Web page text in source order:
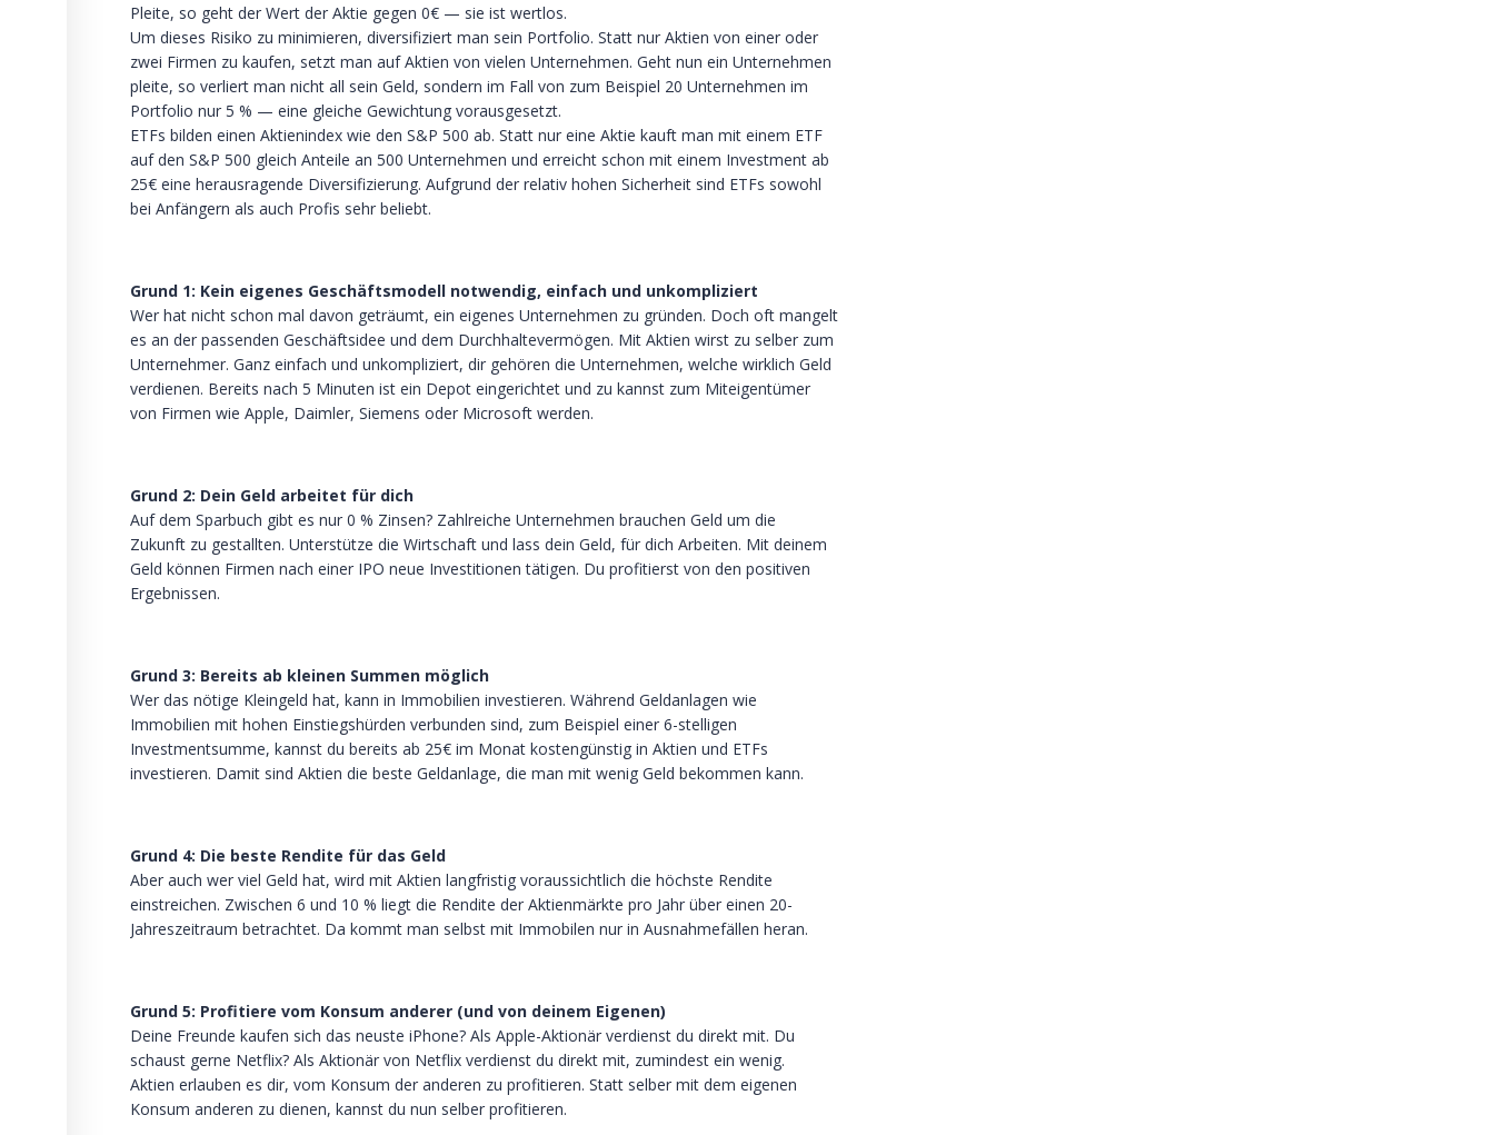
Pleite, so geht der Wert der Aktie gegen 0€ — sie ist wertlos.
Um dieses Risiko zu minimieren, diversifiziert man sein Portfolio. Statt nur Aktien von einer oder
zwei Firmen zu kaufen, setzt man auf Aktien von vielen Unternehmen. Geht nun ein Unternehmen
pleite, so verliert man nicht all sein Geld, sondern im Fall von zum Beispiel 20 Unternehmen im
Portfolio nur 5 % — eine gleiche Gewichtung vorausgesetzt.
ETFs bilden einen Aktienindex wie den S&P 500 ab. Statt nur eine Aktie kauft man mit einem ETF
auf den S&P 500 gleich Anteile an 500 Unternehmen und erreicht schon mit einem Investment ab
25€ eine herausragende Diversifizierung. Aufgrund der relativ hohen Sicherheit sind ETFs sowohl
bei Anfängern als auch Profis sehr beliebt.
Grund 1: Kein eigenes Geschäftsmodell notwendig, einfach und unkompliziert
Wer hat nicht schon mal davon geträumt, ein eigenes Unternehmen zu gründen. Doch oft mangelt
es an der passenden Geschäftsidee und dem Durchhaltevermögen. Mit Aktien wirst zu selber zum
Unternehmer. Ganz einfach und unkompliziert, dir gehören die Unternehmen, welche wirklich Geld
verdienen. Bereits nach 5 Minuten ist ein Depot eingerichtet und zu kannst zum Miteigentümer
von Firmen wie Apple, Daimler, Siemens oder Microsoft werden.
Grund 2: Dein Geld arbeitet für dich
Auf dem Sparbuch gibt es nur 0 % Zinsen? Zahlreiche Unternehmen brauchen Geld um die
Zukunft zu gestallten. Unterstütze die Wirtschaft und lass dein Geld, für dich Arbeiten. Mit deinem
Geld können Firmen nach einer IPO neue Investitionen tätigen. Du profitierst von den positiven
Ergebnissen.
Grund 3: Bereits ab kleinen Summen möglich
Wer das nötige Kleingeld hat, kann in Immobilien investieren. Während Geldanlagen wie
Immobilien mit hohen Einstiegshürden verbunden sind, zum Beispiel einer 6-stelligen
Investmentsumme, kannst du bereits ab 25€ im Monat kostengünstig in Aktien und ETFs
investieren. Damit sind Aktien die beste Geldanlage, die man mit wenig Geld bekommen kann.
Grund 4: Die beste Rendite für das Geld
Aber auch wer viel Geld hat, wird mit Aktien langfristig voraussichtlich die höchste Rendite
einstreichen. Zwischen 6 und 10 % liegt die Rendite der Aktienmärkte pro Jahr über einen 20-
Jahreszeitraum betrachtet. Da kommt man selbst mit Immobilen nur in Ausnahmefällen heran.
Grund 5: Profitiere vom Konsum anderer (und von deinem Eigenen)
Deine Freunde kaufen sich das neuste iPhone? Als Apple-Aktionär verdienst du direkt mit. Du
schaust gerne Netflix? Als Aktionär von Netflix verdienst du direkt mit, zumindest ein wenig.
Aktien erlauben es dir, vom Konsum der anderen zu profitieren. Statt selber mit dem eigenen
Konsum anderen zu dienen, kannst du nun selber profitieren.